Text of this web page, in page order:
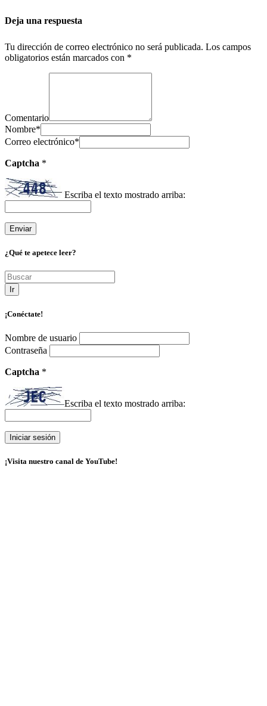
Deja una respuesta
Tu dirección de correo electrónico no será publicada. Los campos
obligatorios están marcados con *
Comentario
Nombre*
Correo electrónico*
Captcha *
Escriba el texto mostrado arriba:
¿Qué te apetece leer?
Ir
¡Conéctate!
Nombre de usuario
Contraseña
Captcha *
Escriba el texto mostrado arriba:
¡Visita nuestro canal de YouTube!